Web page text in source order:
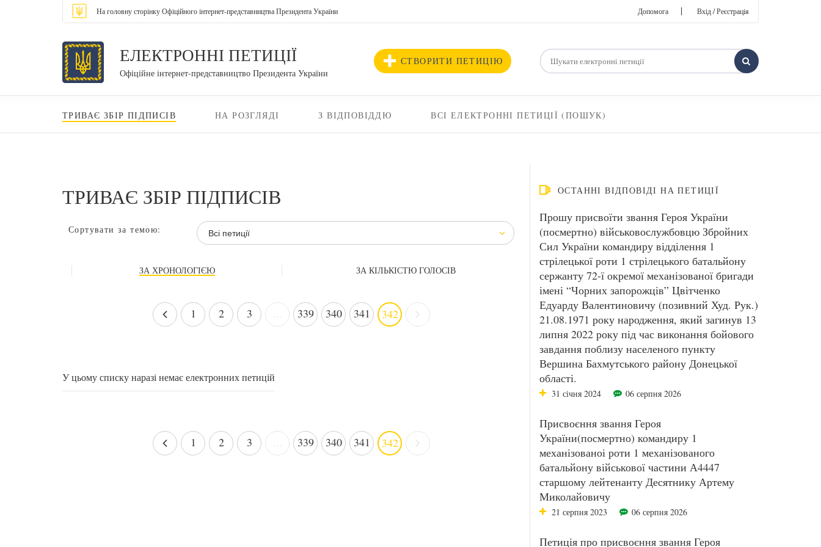
На головну сторінку Офіційного інтернет-представництва Президента України Допомога | Вхід / Реєстрація
ЕЛЕКТРОННІ ПЕТИЦІЇ
Офіційне інтернет-представництво Президента України
СТВОРИТИ ПЕТИЦІЮ
ТРИВАЄ ЗБІР ПІДПИСІВ НА РОЗГЛЯДІ З ВІДПОВІДДЮ ВСІ ЕЛЕКТРОННІ ПЕТИЦІЇ (ПОШУК)
ТРИВАЄ ЗБІР ПІДПИСІВ
Сортувати за темою: Всі петиції
ЗА ХРОНОЛОГІЄЮ ЗА КІЛЬКІСТЮ ГОЛОСІВ
1 2 3 339 340 341 342
У цьому списку наразі немає електронних петицій
1 2 3 339 340 341 342
ОСТАННІ ВІДПОВІДІ НА ПЕТИЦІЇ
Прошу присвоїти звання Героя України
(посмертно) військовослужбовцю Збройних
Сил України командиру відділення 1
стрілецької роти 1 стрілецького батальйону
сержанту 72-ї окремої механізованої бригади
імені “Чорних запорожців” Цвітченко
Едуарду Валентиновичу (позивний Худ. Рук.)
21.08.1971 року народження, який загинув 13
липня 2022 року під час виконання бойового
завдання поблизу населеного пункту
Вершина Бахмутського району Донецької
області.
31 січня 2024 06 серпня 2026
Присвоєння звання Героя
України(посмертно) командиру 1
механізованоі роти 1 механізованого
батальйону військової частини А4447
старшому лейтенанту Десятнику Артему
Миколайовичу
21 серпня 2023 06 серпня 2026
Петиція про присвоєння звання Героя